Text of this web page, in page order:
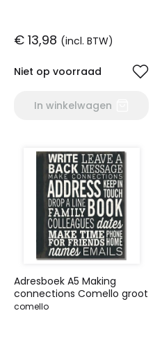
€ 13,98 (incl. BTW)
Niet op voorraad
In winkelwagen
Adresboek A5 Making
connections Comello groot
comello